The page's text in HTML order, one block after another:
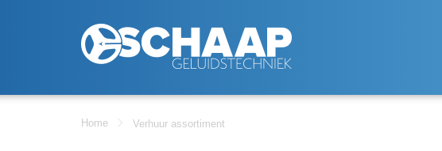
Home Verhuur assortiment